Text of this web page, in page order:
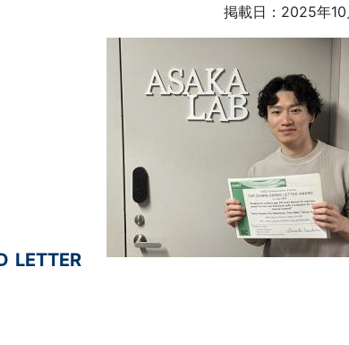
掲載日：2025年
LETTER
います！